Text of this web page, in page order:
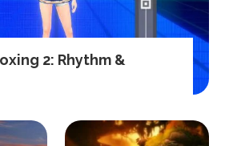
2: Rhythm &